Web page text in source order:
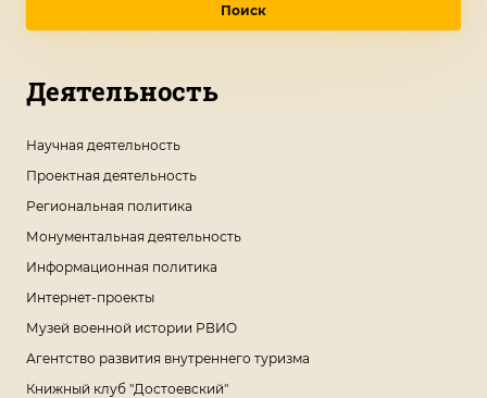
Поиск
Деятельность
Научная деятельность
Проектная деятельность
Региональная политика
Монументальная деятельность
Информационная политика
Интернет-проекты
Музей военной истории РВИО
Агентство развития внутреннего туризма
Книжный клуб "Достоевский"